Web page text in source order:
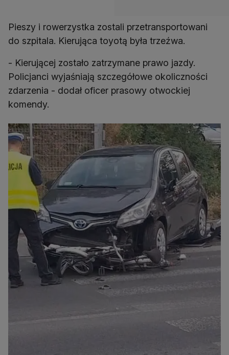
Pieszy i rowerzystka zostali przetransportowani
do szpitala. Kierująca toyotą była trzeźwa.
- Kierującej zostało zatrzymane prawo jazdy.
Policjanci wyjaśniają szczegółowe okoliczności
zdarzenia - dodał oficer prasowy otwockiej
komendy.